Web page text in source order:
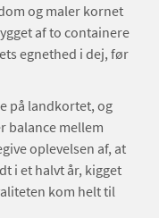
og maler kornet
af to containere
egnethed i dej, før
på landkortet, og
balance mellem
oplevelsen af, at
i et halvt år, kigget
kom helt til